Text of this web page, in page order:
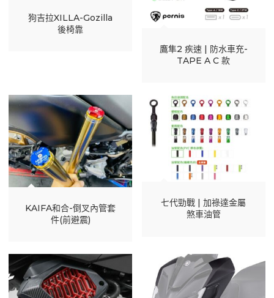
狗吉拉XILLA-Gozilla
後椅靠
鷹隼2 疾速 | 防水車充-
TAPE A C 款
KAIFA和合-倒叉內管套
件(前避震)
七代勁戰 | 加祿達金屬
煞車油管